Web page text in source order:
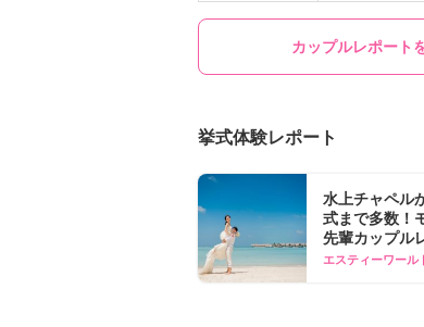
カップルレポート
挙式体験レポート
水上チャペル
式まで多数！
先輩カップル
エスティーワール